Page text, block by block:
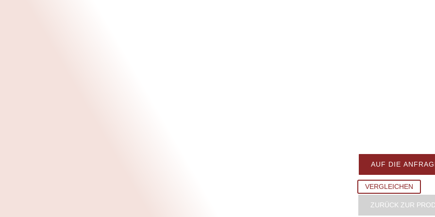
AUF DIE
VERGLEICHEN
ZURÜCK ZUR